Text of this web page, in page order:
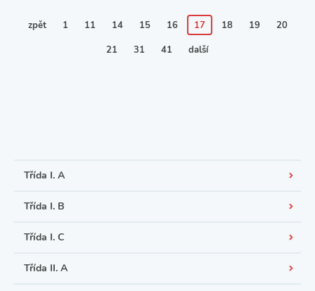
zpět 1 11 14 15 16 17 18 19 20
21 31 41 další
Třída I. A
Třída I. B
Třída I. C
Třída II. A